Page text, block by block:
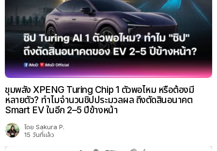
ขุมพลัง XPENG Turing Chip 1 ตัวพอไหม หรือต้องมี
หลายตัว? ทำไมจำนวนชิปประมวลผล ถึงตัดสินอนาคต
Smart EV ในอีก 2–5 ปีข้างหน้า
โดย Sakura P.
15 วันที่แล้ว